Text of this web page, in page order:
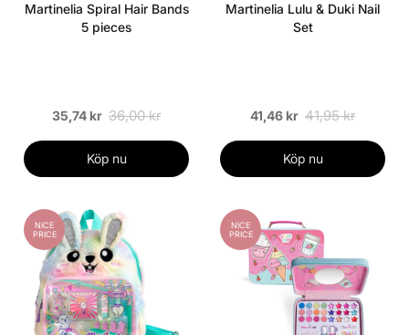
Martinelia Spiral Hair Bands
5 pieces
35,74 kr 36,00 kr
Köp nu
Martinelia Lulu & Duki Nail
Set
41,46 kr 41,95 kr
Köp nu
NICE
PRICE
NICE
PRICE